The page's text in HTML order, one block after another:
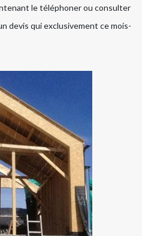
le téléphoner ou consulter
devis qui exclusivement ce mois-